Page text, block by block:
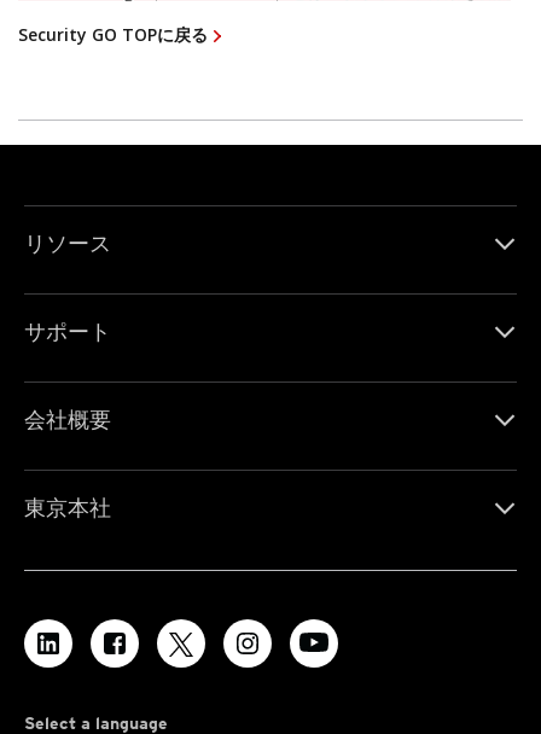
Security GO TOPに戻る
リソース
サポート
会社概要
東京本社
Select a language